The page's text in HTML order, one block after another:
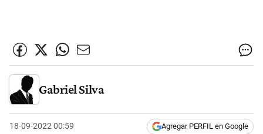
Gabriel Silva
18-09-2022 00:59 Agregar PERFIL en Google